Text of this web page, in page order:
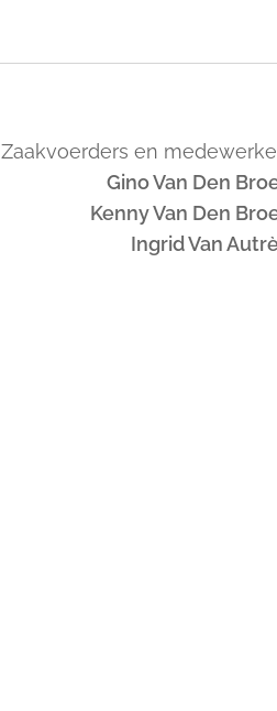
Zaakvoerders en
Gino Van Den
Kenny Van Den
Ingrid Van